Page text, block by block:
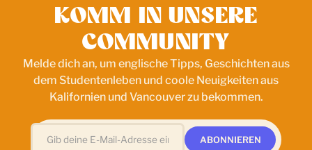
KOMM IN UNSERE
COMMUNITY
Melde dich an, um englische Tipps, Geschichten aus
dem Studentenleben und coole Neuigkeiten aus
Kalifornien und Vancouver zu bekommen.